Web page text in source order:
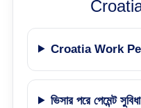
Croatia Work
ভিসার পরে পেমেন্ট